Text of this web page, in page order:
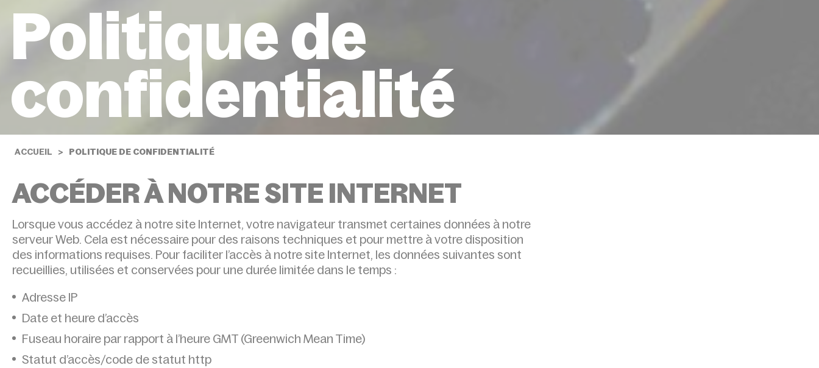
Politique de
confidentialité
ACCUEIL POLITIQUE DE CONFIDENTIALITÉ
ACCÉDER À NOTRE SITE INTERNET
Lorsque vous accédez à notre site Internet, votre navigateur transmet certaines données à notre
serveur Web. Cela est nécessaire pour des raisons techniques et pour mettre à votre disposition
des informations requises. Pour faciliter l’accès à notre site Internet, les données suivantes sont
recueillies, utilisées et conservées pour une durée limitée dans le temps :
Adresse IP
Date et heure d’accès
Fuseau horaire par rapport à l’heure GMT (Greenwich Mean Time)
Statut d’accès/code de statut http